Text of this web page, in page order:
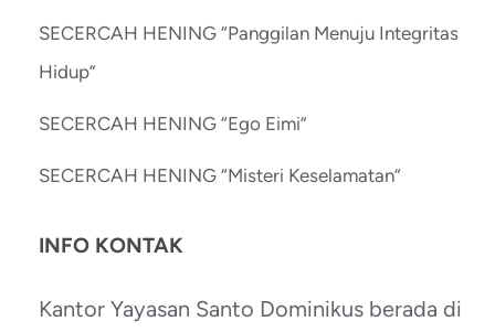
SECERCAH HENING “Panggilan Menuju Integritas
Hidup”
SECERCAH HENING “Ego Eimi”
SECERCAH HENING “Misteri Keselamatan”
INFO KONTAK
Kantor Yayasan Santo Dominikus berada di